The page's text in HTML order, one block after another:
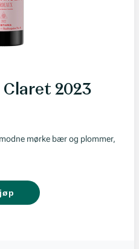
Claret 2023
mørke bær og plommer,